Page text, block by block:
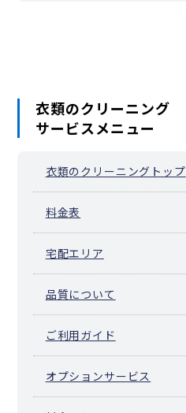
衣類のクリーニング
サービスメニュー
衣類のクリーニングトップ
料金表
宅配エリア
品質について
ご利用ガイド
オプションサービス